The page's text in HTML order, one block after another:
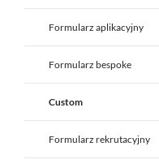
Formularz aplikacyjny
Formularz bespoke
Custom
Formularz rekrutacyjny